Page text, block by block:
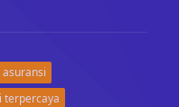
terpercaya